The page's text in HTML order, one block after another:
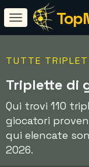
TUTTE
Triplette di
Qui trovi 110
giocatori
qui elencate
2026.